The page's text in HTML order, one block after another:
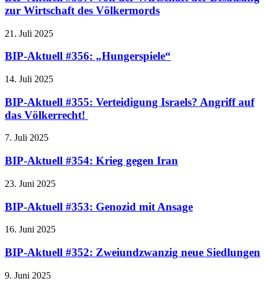
zur Wirtschaft des Völkermords
21. Juli 2025
BIP-Aktuell #356: „Hungerspiele“
14. Juli 2025
BIP-Aktuell #355: Verteidigung Israels? Angriff auf
das Völkerrecht!
7. Juli 2025
BIP-Aktuell #354: Krieg gegen Iran
23. Juni 2025
BIP-Aktuell #353: Genozid mit Ansage
16. Juni 2025
BIP-Aktuell #352: Zweiundzwanzig neue Siedlungen
9. Juni 2025